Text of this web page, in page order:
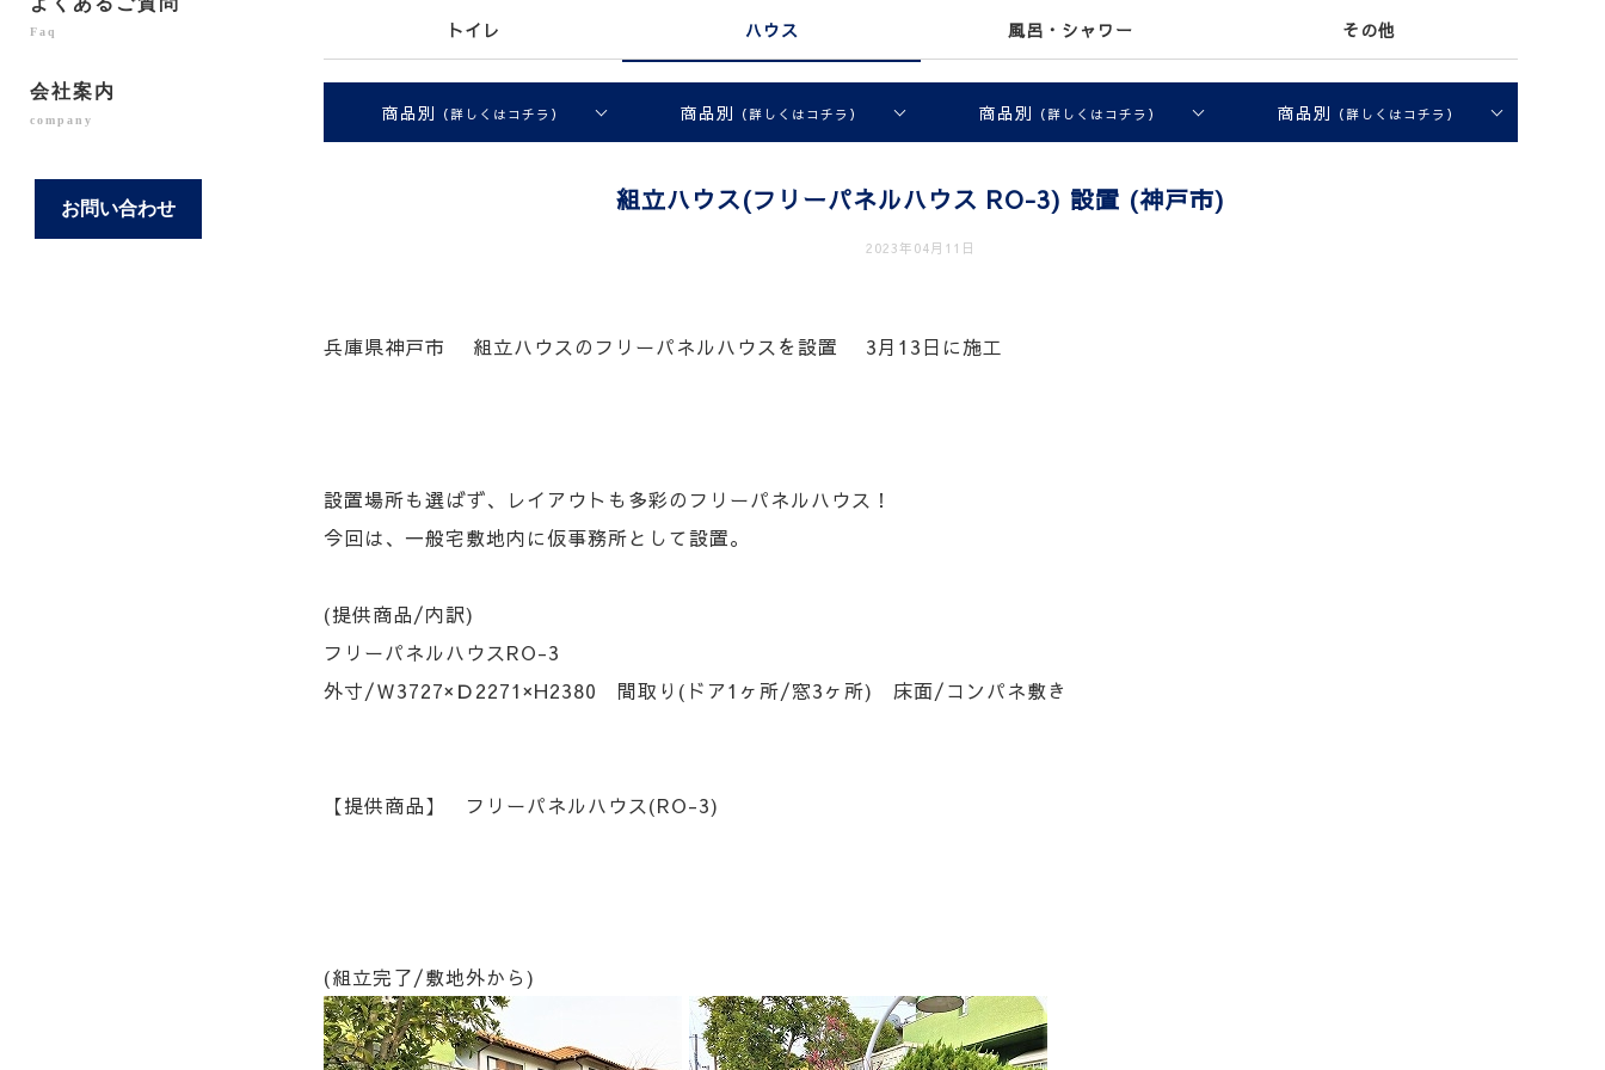
Faq
会社案内
company
お問い合わせ
トイレ ハウス 風呂・シャワー その他
商品別 （詳しくはコチラ） 商品別 （詳しくはコチラ） 商品別 （詳しくはコチラ） 商品別 （詳しくはコチラ）
組立ハウス(フリーパネルハウス RO-3) 設置 (神戸市)
2023年04月11日
兵庫県神戸市 組立ハウスのフリーパネルハウスを設置 3月13日に施工
設置場所も選ばず、レイアウトも多彩のフリーパネルハウス！
今回は、一般宅敷地内に仮事務所として設置。
(提供商品/内訳)
フリーパネルハウスRO-3
外寸/Ｗ3727×Ｄ2271×H2380 間取り(ドア1ヶ所/窓3ヶ所) 床面/コンパネ敷き
【提供商品】 フリーパネルハウス(RO-3)
(組立完了/敷地外から)